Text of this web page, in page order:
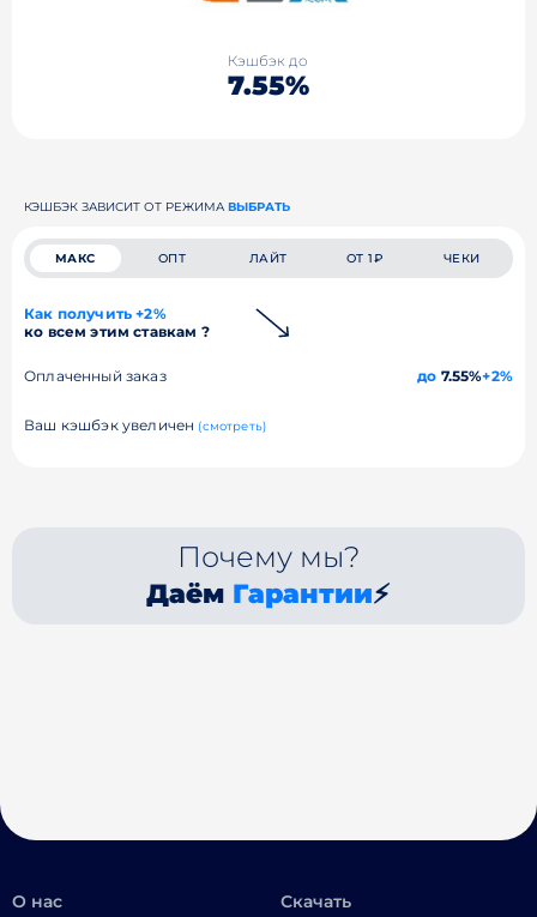
Кэшбэк до
7.55%
КЭШБЭК ЗАВИСИТ ОТ РЕЖИМА ВЫБРАТЬ
МАКС ОПТ ЛАЙТ ОТ 1₽ ЧЕКИ
Как получить +2%
ко всем этим ставкам ?
Оплаченный заказ до 7.55%+2%
Ваш кэшбэк увеличен (смотреть)
Почему мы?
Даём Гарантии⚡
О нас Скачать